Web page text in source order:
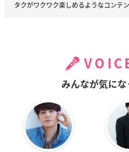
タクがワクワク楽しめるようなコンテ
みんなが気に